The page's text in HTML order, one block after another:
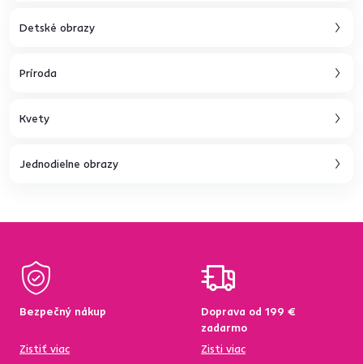
Detské obrazy
Príroda
Kvety
Jednodielne obrazy
Bezpečný nákup
Zistiť viac
Doprava od 199 €
zadarmo
Zisti viac